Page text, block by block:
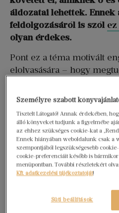
áldozatai lehettek. Ennek
feldolgozásáról is szól
olyan érdekes.
Pont ez a téma motivált
elolvasására – hogy
szembesülését a sötét
életét már filmek és
fel. Mi igaz ezekből a
történtek az események,
írják, vagy azoknak
volt a célja? Ez a kérdés
Netflixen az elmúlt
szerző is külön posztolt a
a könyvben is külön
Személyre szabott
Tisztelt Látogató! Annak érdekében,
álló könyveket tudjunk a figyelmébe
az ehhez szükséges cookie-kat a
Ennek hiányában weboldalunk csak a
szempontjából legszükségesebb
cookie-preferenciáit később is
menüpontban. További részletekért
Kft. adatkezelési tájékoztatóját!
Süti beállítások